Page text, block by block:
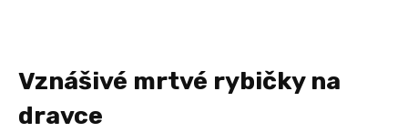
Vznášivé mrtvé rybičky na
dravce